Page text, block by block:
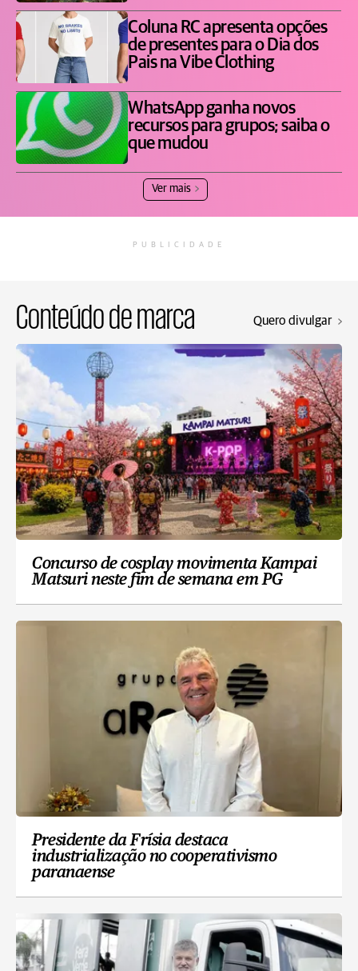
Coluna RC apresenta opções
de presentes para o Dia dos
Pais na Vibe Clothing
WhatsApp ganha novos
recursos para grupos; saiba o
que mudou
Ver mais
PUBLICIDADE
Conteúdo de marca Quero divulgar
Concurso de cosplay movimenta Kampai
Matsuri neste fim de semana em PG
Presidente da Frísia destaca
industrialização no cooperativismo
paranaense